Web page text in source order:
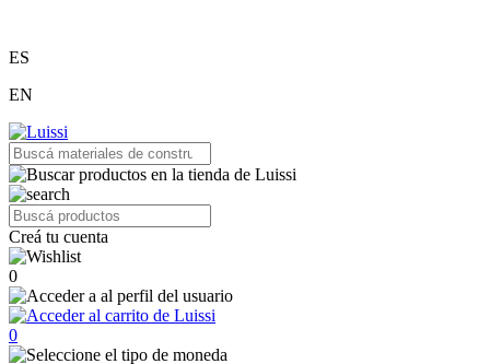
ES
EN
Creá tu cuenta
0
0